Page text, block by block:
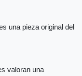
una pieza original del
valoran una